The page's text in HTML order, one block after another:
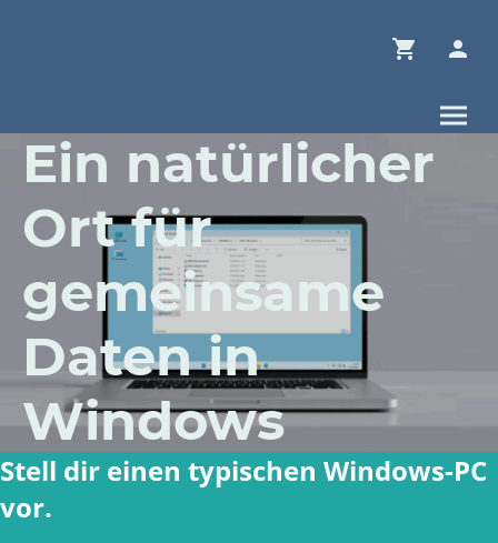
Ein natürlicher
Ort für
gemeinsame
Daten in
Windows
Stell dir einen typischen Windows-PC
vor.